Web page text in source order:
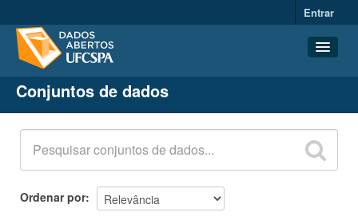
Entrar
Conjuntos de dados
Organizações
Grupos
Sobre
Conjuntos de dados
Ordenar por